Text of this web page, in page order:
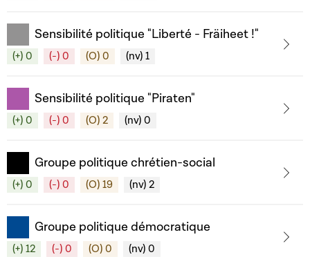
Sensibilité politique "Liberté - Fräiheet !"
(+) 0 (-) 0 (O) 0 (nv) 1
Sensibilité politique "Piraten"
(+) 0 (-) 0 (O) 2 (nv) 0
Groupe politique chrétien-social
(+) 0 (-) 0 (O) 19 (nv) 2
Groupe politique démocratique
(+) 12 (-) 0 (O) 0 (nv) 0